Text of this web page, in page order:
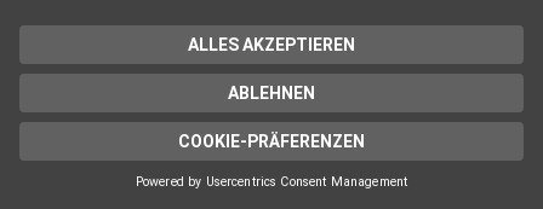
technischen Support stehen wir Ihnen jederzeit gerne zur Verfügung.
Datenschutzerklärung
Cookie-Präferenzen